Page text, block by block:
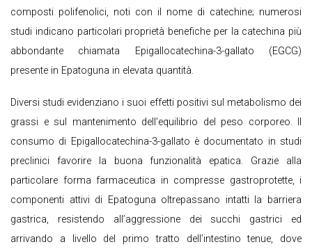
composti polifenolici, noti con il nome di catechine; numerosi
studi indicano particolari proprietà benefiche per la catechina più
abbondante chiamata Epigallocatechina-3-gallato (EGCG)
presente in Epatoguna in elevata quantità.
Diversi studi evidenziano i suoi effetti positivi sul metabolismo dei
grassi e sul mantenimento dell’equilibrio del peso corporeo. Il
consumo di Epigallocatechina-3-gallato è documentato in studi
preclinici favorire la buona funzionalità epatica. Grazie alla
particolare forma farmaceutica in compresse gastroprotette, i
componenti attivi di Epatoguna oltrepassano intatti la barriera
gastrica, resistendo all’aggressione dei succhi gastrici ed
arrivando a livello del primo tratto dell’intestino tenue, dove